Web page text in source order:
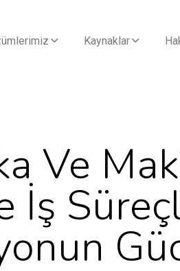
Kaynaklar
Ve
İş